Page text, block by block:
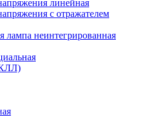
линейная
с отражателем
лампа неинтегрированная